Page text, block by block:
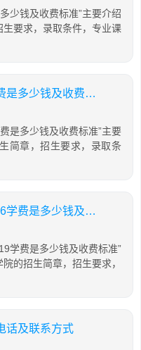
少钱及收费标准”主要介绍
要求，录取条件，专业课
陕西机电职业技术学院2026学费是多少钱及收费标准
是多少钱及收费标准”主要
简章，招生要求，录取条
西安东方亚太职业技术学院2026学费是多少钱及收费标准
学费是多少钱及收费标准”
的招生简章，招生要求，
话及联系方式